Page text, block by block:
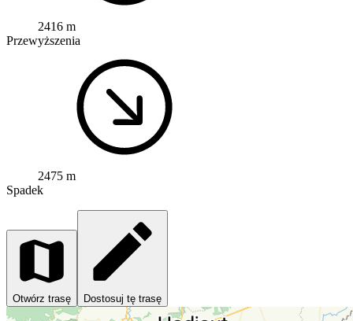
2416 m
Przewyższenia
2475 m
Spadek
Otwórz trasę Dostosuj tę trasę